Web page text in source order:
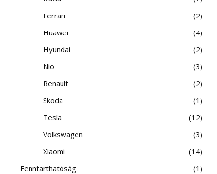
Ferrari
2
Huawei
4
Hyundai
2
Nio
3
Renault
2
Skoda
1
Tesla
12
Volkswagen
3
Xiaomi
14
Fenntarthatóság
1